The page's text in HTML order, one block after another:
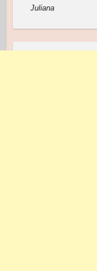
Juliana